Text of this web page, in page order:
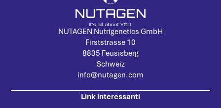
NUTAGEN Nutrigenetics GmbH
Firststrasse 10
8835 Feusisberg
Schweiz
info@nutagen.com
Link interessanti